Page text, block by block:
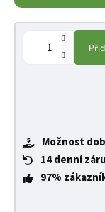
Možnost
14 denní
97%